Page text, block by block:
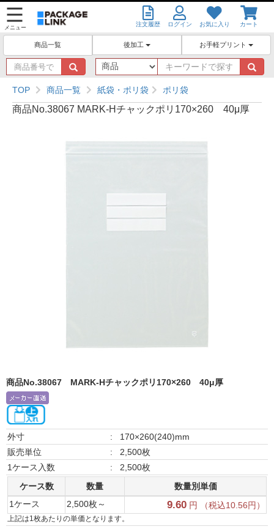
メニュー 注文履歴 ログイン お気に入り カート
商品一覧 後加工 お手軽プリント
商
品
番
号
で
キ
ー
ー
ド
TOP 商品一覧 紙袋・ポリ袋 ポリ袋
商品No.38067 MARK-Hチャックポリ170×260 40μ厚
商品No.38067 MARK-Hチャックポリ170×260 40μ厚
外寸 :
170×260(240)mm
販売単位
:
2,500枚
1ケース入数
:
2,500枚
ケース数
数量
数量別単価
1ケース
2,500枚～ 9.60 円 （税込10.56円）
上記は1枚あたりの単価となります。